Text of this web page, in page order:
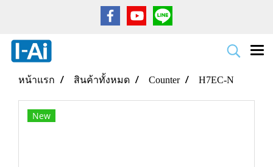
หน้าแรก สินค้าทั้งหมด Counter H7EC-N
New